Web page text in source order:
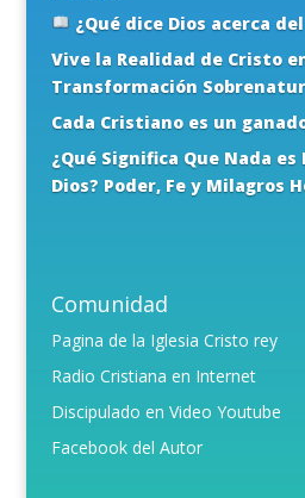
¿Qué dice Dios acerca
Vive la Realidad de Cristo
Transformación
Cada Cristiano es un
¿Qué Significa Que Nada
Dios? Poder, Fe y Milagros
Comunidad
Pagina de la Iglesia Cristo rey
Radio Cristiana en Internet
Discipulado en Video Youtube
Facebook del Autor